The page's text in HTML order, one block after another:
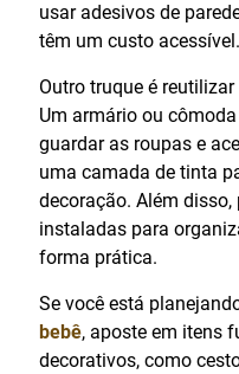
usar adesivos de
têm um custo acessível.
Outro truque é
Um armário ou
guardar as roupas e
uma camada de tinta
decoração. Além
instaladas para
forma prática.
Se você está
bebê, aposte em itens
decorativos, como